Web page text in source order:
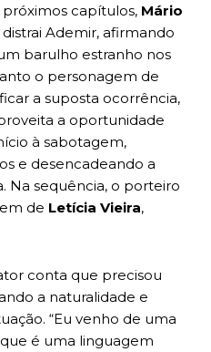
próximos capítulos, Mário
distrai Ademir, afirmando
barulho estranho nos
o personagem de
a suposta ocorrência,
a oportunidade
à sabotagem,
e desencadeando a
Na sequência, o porteiro
de Letícia Vieira,
conta que precisou
a naturalidade e
“Eu venho de uma
é uma linguagem